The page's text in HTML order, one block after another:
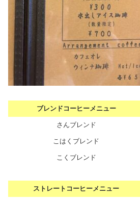
ブレンドコーヒーメニュー
さんブレンド
こはくブレンド
こくブレンド
ストレートコーヒーメニュー